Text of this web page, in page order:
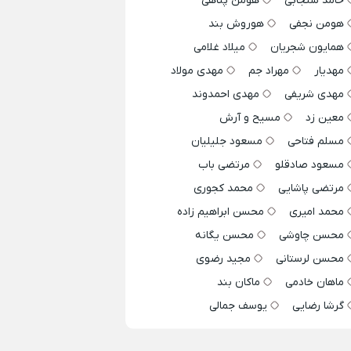
هومن نجفی
هوروش بند
همایون شجریان
میلاد غلامی
مهدیار
مهراد جم
مهدی مولاد
مهدی شریفی
مهدی احمدوند
معین زد
مسیح و آرش
مسلم فتاحی
مسعود جلیلیان
مسعود صادقلو
مرتضی باب
مرتضی پاشایی
محمد کجوری
محمد امیری
محسن ابراهیم زاده
محسن چاوشی
محسن یگانه
محسن لرستانی
مجید رضوی
ماهان خادمی
ماکان بند
گرشا رضایی
یوسف جمالی